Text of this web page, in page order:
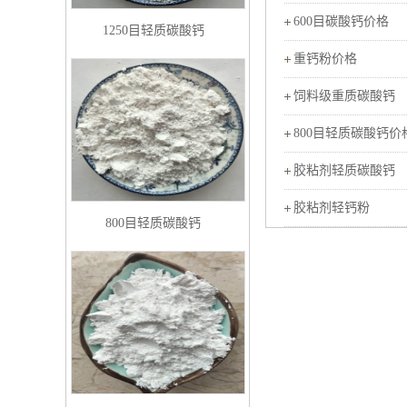
600目碳酸钙价格
重钙粉价格
饲料级重质碳酸钙
800目轻质碳酸钙价
胶粘剂轻质碳酸钙
胶粘剂轻钙粉
1250目轻质碳酸钙
800目轻质碳酸钙